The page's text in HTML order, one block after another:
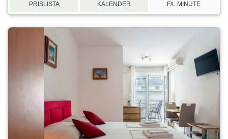
PRISLISTA KALENDER F/L MINUTE